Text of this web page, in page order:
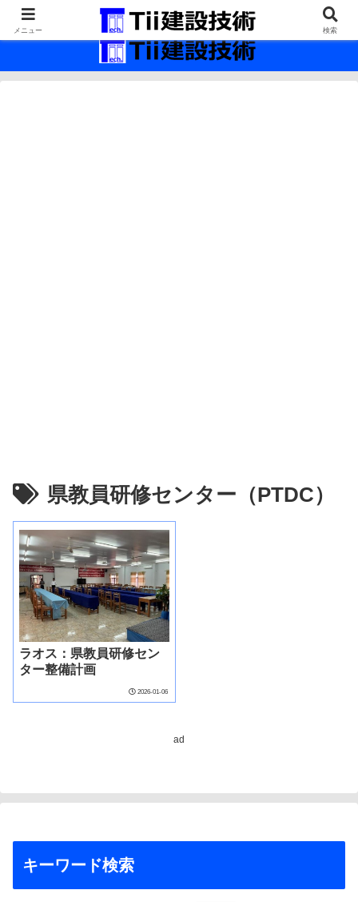
最新の建設技術の情報インフラ。
県教員研修センター（PTDC）
ラオス：県教員研修セン
ター整備計画
2026-01-06
ad
キーワード検索
メニュー 検索